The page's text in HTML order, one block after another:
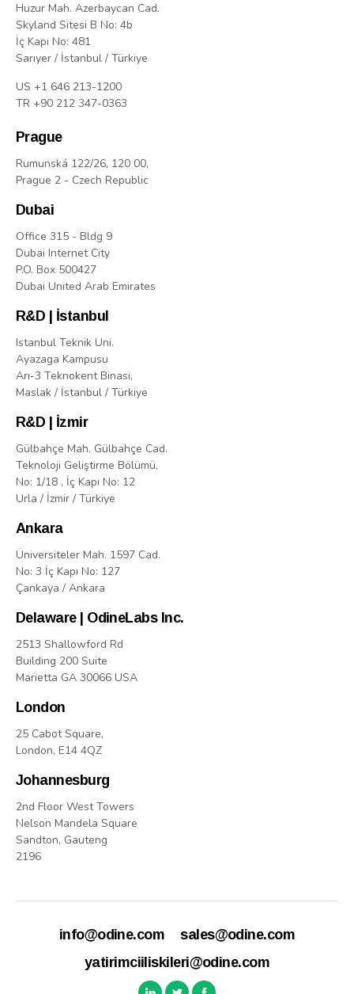
Huzur Mah. Azerbaycan Cad.
Skyland Sitesi B No: 4b
İç Kapı No: 481
Sarıyer / İstanbul / Türkiye
US +1 646 213-1200
TR +90 212 347-0363
Prague
Rumunská 122/26, 120 00,
Prague 2 - Czech Republic
Dubai
Office 315 - Bldg 9
Dubai Internet City
P.O. Box 500427
Dubai United Arab Emirates
R&D | İstanbul
Istanbul Teknik Uni.
Ayazaga Kampusu
Arı-3 Teknokent Binasi,
Maslak / İstanbul / Türkiye
R&D | İzmir
Gülbahçe Mah. Gülbahçe Cad.
Teknoloji Geliştirme Bölümü,
No: 1/18 , İç Kapı No: 12
Urla / İzmir / Türkiye
Ankara
Üniversiteler Mah. 1597 Cad.
No: 3 İç Kapı No: 127
Çankaya / Ankara
Delaware | OdineLabs Inc.
2513 Shallowford Rd
Building 200 Suite
Marietta GA 30066 USA
London
25 Cabot Square,
London, E14 4QZ
Johannesburg
2nd Floor West Towers
Nelson Mandela Square
Sandton, Gauteng
2196
info@odine.com
sales@odine.com
yatirimciiliskileri@odine.com